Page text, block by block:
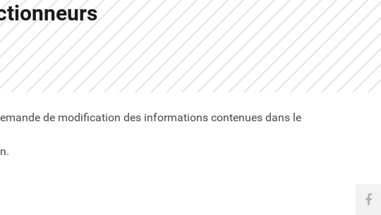
de modification des informations contenues dans le